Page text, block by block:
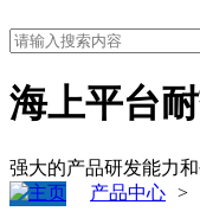
海上平台
强大的产品研发能力
产品中心 >